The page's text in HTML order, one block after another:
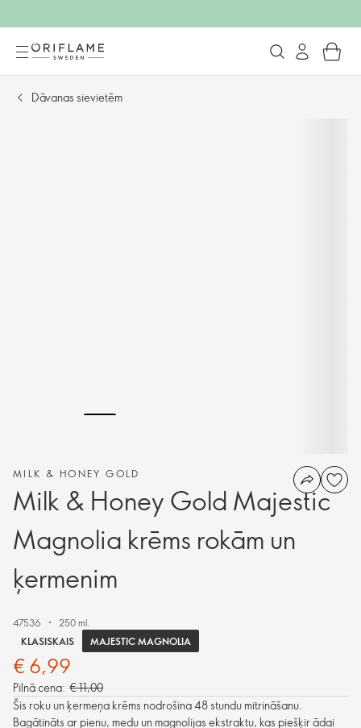
Dāvanas sievietēm
MILK & HONEY GOLD
Milk & Honey Gold Majestic
Magnolia krēms rokām un
ķermenim
47536
250 ml.
KLASISKAIS
MAJESTIC MAGNOLIA
€ 6,99
Pilnā cena: € 11,00
Šis roku un ķermeņa krēms nodrošina 48 stundu mitrināšanu.
Bagātināts ar pienu, medu un magnolijas ekstraktu, kas piešķir ādai